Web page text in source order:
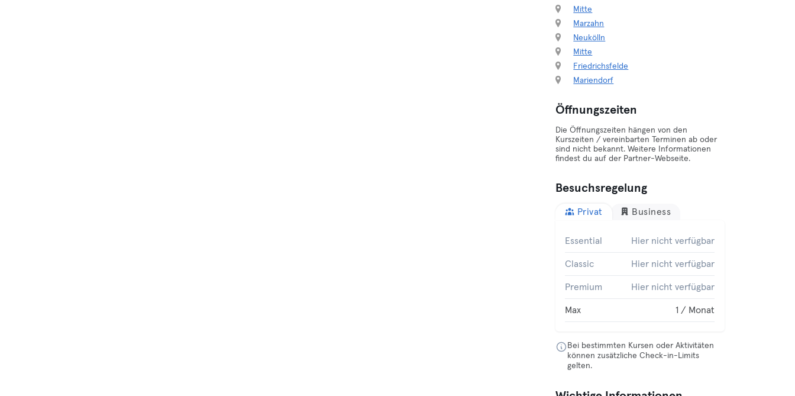
Mitte
Marzahn
Neukölln
Mitte
Friedrichsfelde
Mariendorf
Öffnungszeiten
Die Öffnungszeiten hängen von den
Kurszeiten / vereinbarten Terminen ab oder
sind nicht bekannt. Weitere Informationen
findest du auf der Partner-Webseite.
Besuchsregelung
Privat Business
Essential Hier nicht verfügbar
Classic Hier nicht verfügbar
Premium Hier nicht verfügbar
Max 1 / Monat
Bei bestimmten Kursen oder Aktivitäten
können zusätzliche Check-in-Limits
gelten.